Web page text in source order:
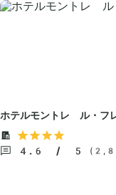
ホテルモントレ ル・フ
4.6 / 5